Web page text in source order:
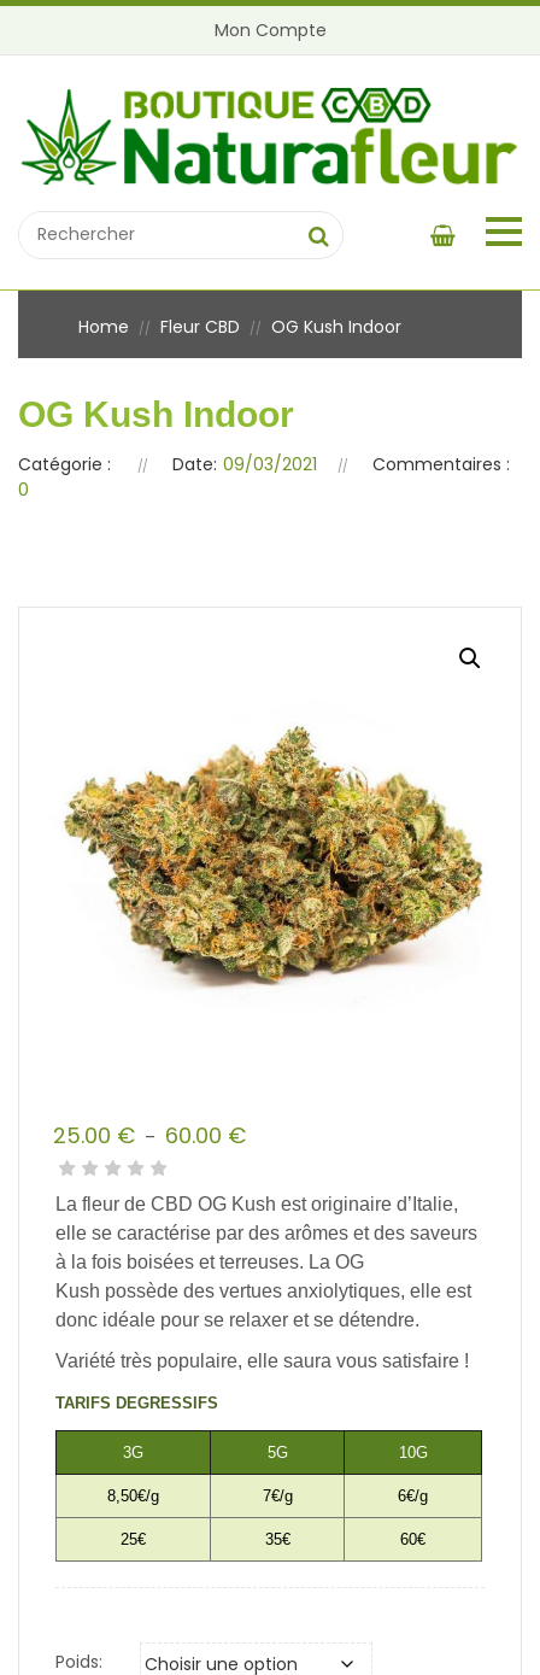
Mon Compte
Home // Fleur CBD // OG Kush Indoor
OG Kush Indoor
Catégorie : Date: 09/03/2021
Commentaires :
0
25.00 € – 60.00 €
Plage
de
prix :
25.00 €
à
60.00 €
La fleur de CBD OG Kush est originaire d’Italie,
elle se caractérise par des arômes et des saveurs
à la fois boisées et terreuses. La OG
Kush possède des vertues anxiolytiques, elle est
donc idéale pour se relaxer et se détendre.
Variété très populaire, elle saura vous satisfaire !
TARIFS DEGRESSIFS
3G 5G 10G
8,50€/g 7€/g 6€/g
25€ 35€ 60€
Poids: